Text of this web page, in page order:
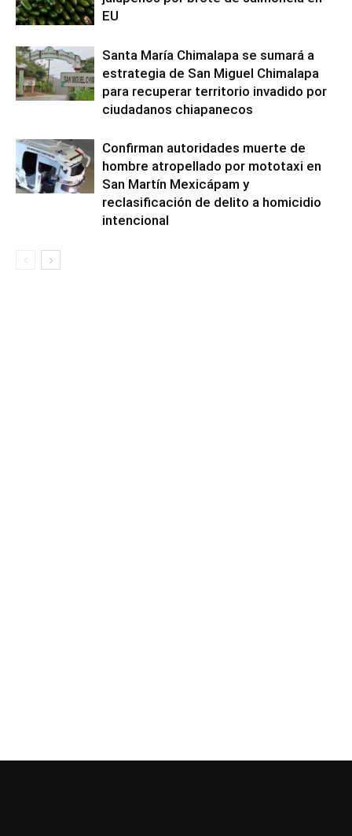
EU
Santa María Chimalapa se sumará a
estrategia de San Miguel Chimalapa
para recuperar territorio invadido por
ciudadanos chiapanecos
Confirman autoridades muerte de
hombre atropellado por mototaxi en
San Martín Mexicápam y
reclasificación de delito a homicidio
intencional